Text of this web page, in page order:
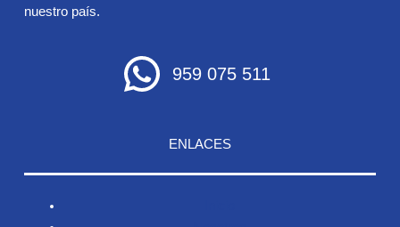
nuestro país.
959 075 511
ENLACES